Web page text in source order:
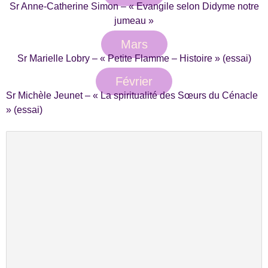
Sr Anne-Catherine Simon – « Evangile selon Didyme notre
jumeau »
Mars
Sr Marielle Lobry – « Petite Flamme – Histoire » (essai)
Février
Sr Michèle Jeunet – « La spiritualité des Sœurs du Cénacle
» (essai)